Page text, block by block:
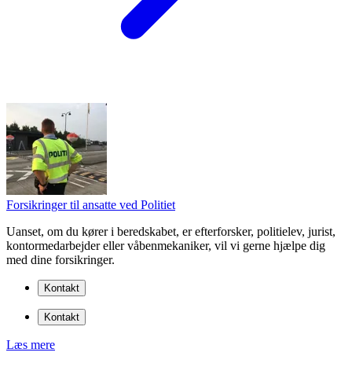
Forsikringer til ansatte ved Politiet
Uanset, om du kører i beredskabet, er efterforsker, politielev, jurist,
kontormedarbejder eller våbenmekaniker, vil vi gerne hjælpe dig
med dine forsikringer.
Kontakt
Kontakt
Læs mere